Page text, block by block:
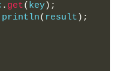
. get( key);
println( result );